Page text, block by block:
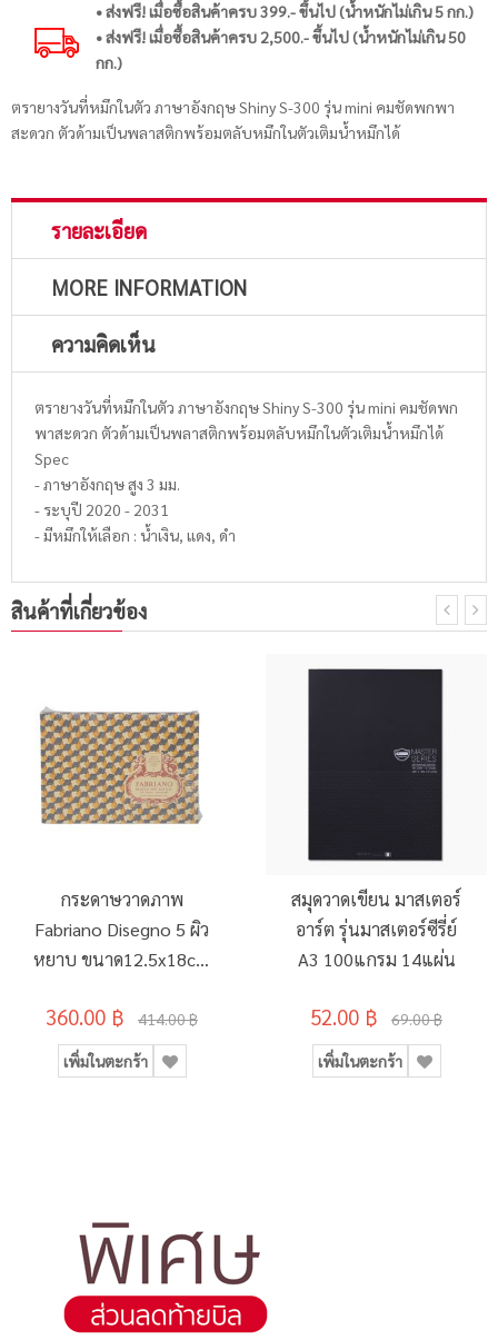
• ส่งฟรี! เมื่อซื้อสินค้าครบ 399.- ขึ้นไป (น้ำหนักไม่เกิน 5 กก.)
• ส่งฟรี! เมื่อซื้อสินค้าครบ 2,500.- ขึ้นไป (น้ำหนักไม่เกิน 50
กก.)
ตรายางวันที่หมึกในตัว ภาษาอังกฤษ Shiny S-300 รุ่น mini คมชัดพกพา
สะดวก ตัวด้ามเป็นพลาสติกพร้อมตลับหมึกในตัวเติมน้ำหมึกได้
รายละเอียด
MORE INFORMATION
ความคิดเห็น
ตรายางวันที่หมึกในตัว ภาษาอังกฤษ Shiny S-300 รุ่น mini คมชัดพก
พาสะดวก ตัวด้ามเป็นพลาสติกพร้อมตลับหมึกในตัวเติมน้ำหมึกได้
Spec
- ภาษาอังกฤษ สูง 3 มม.
- ระบุปี 2020 - 2031
- มีหมึกให้เลือก : น้ำเงิน, แดง, ดำ
สินค้าที่เกี่ยวข้อง
กระดาษวาดภาพ
Fabriano Disegno 5 ผิว
หยาบ ขนาด12.5x18cm
360.00 ฿ 414.00 ฿
เพิ่มในตะกร้า
สมุดวาดเขียน มาสเตอร์
อาร์ต รุ่นมาสเตอร์ซีรี่ย์
A3 100แกรม 14แผ่น
52.00 ฿ 69.00 ฿
เพิ่มในตะกร้า